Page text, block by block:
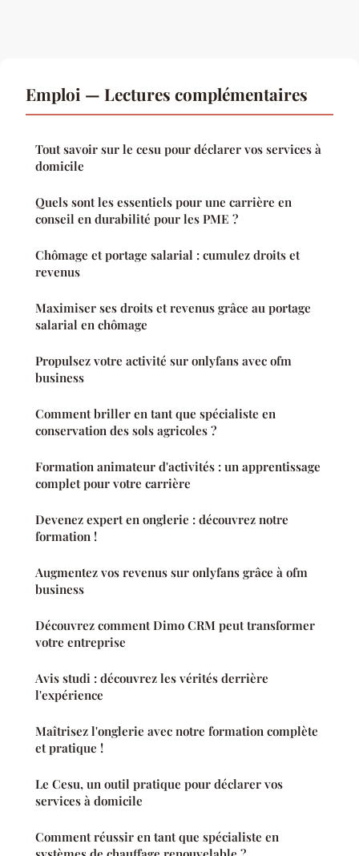
Emploi — Lectures complémentaires
Tout savoir sur le cesu pour déclarer vos services à
domicile
Quels sont les essentiels pour une carrière en
conseil en durabilité pour les PME ?
Chômage et portage salarial : cumulez droits et
revenus
Maximiser ses droits et revenus grâce au portage
salarial en chômage
Propulsez votre activité sur onlyfans avec ofm
business
Comment briller en tant que spécialiste en
conservation des sols agricoles ?
Formation animateur d'activités : un apprentissage
complet pour votre carrière
Devenez expert en onglerie : découvrez notre
formation !
Augmentez vos revenus sur onlyfans grâce à ofm
business
Découvrez comment Dimo CRM peut transformer
votre entreprise
Avis studi : découvrez les vérités derrière
l'expérience
Maîtrisez l'onglerie avec notre formation complète
et pratique !
Le Cesu, un outil pratique pour déclarer vos
services à domicile
Comment réussir en tant que spécialiste en